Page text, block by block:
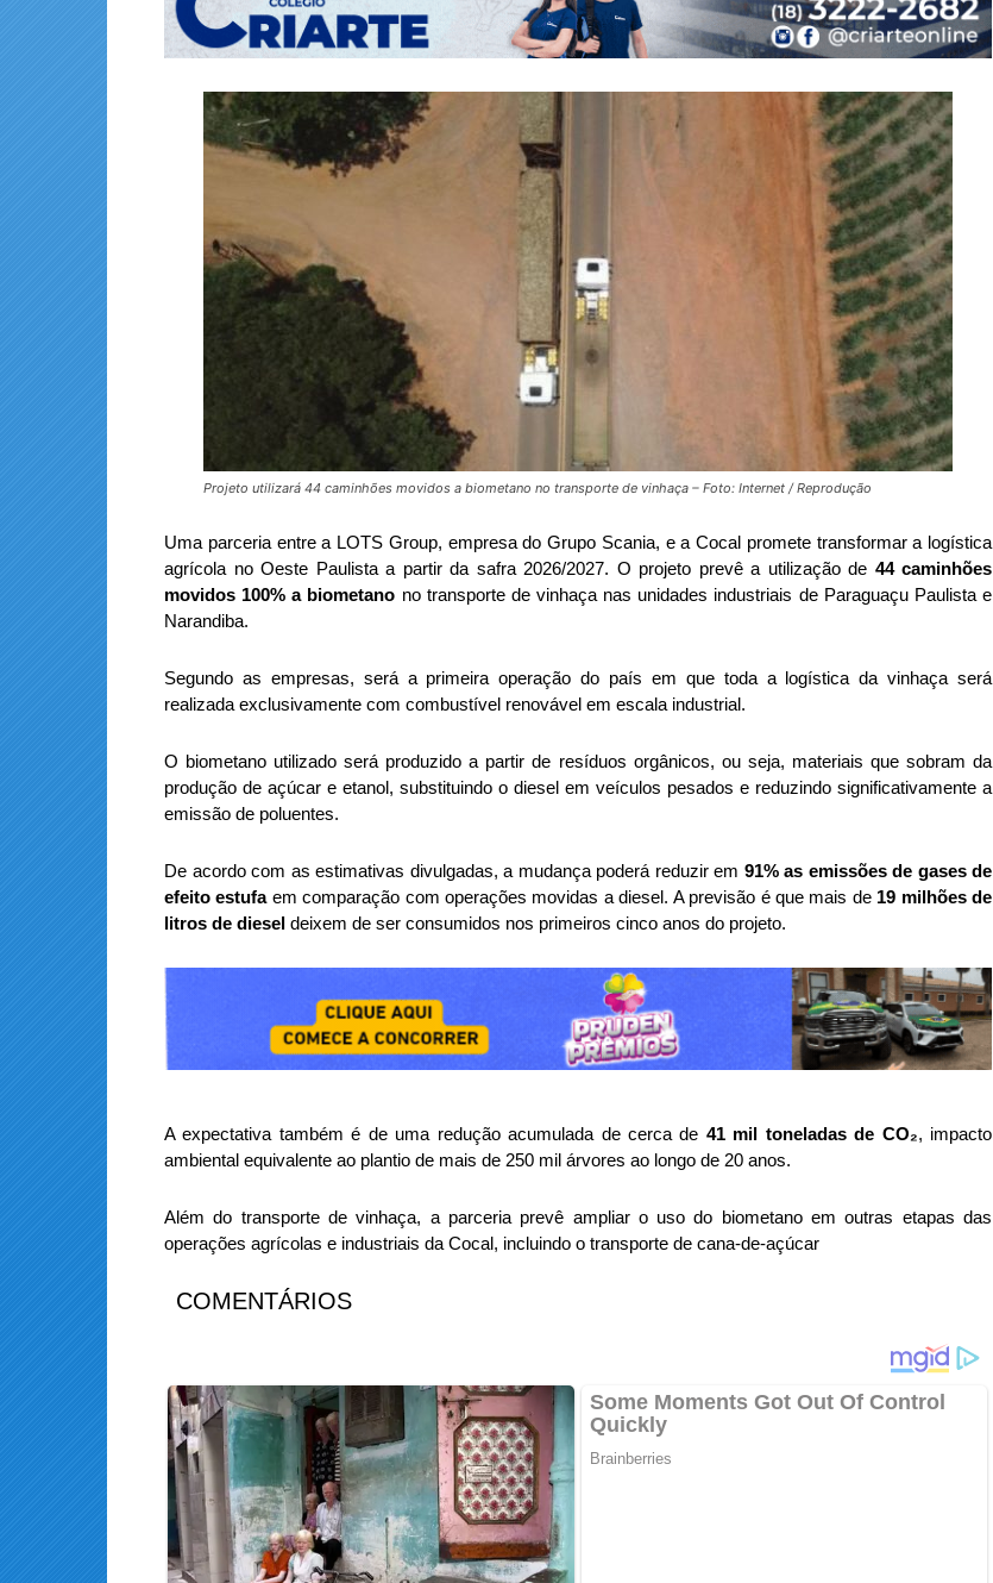
Projeto utilizará 44 caminhões movidos a biometano no transporte de vinhaça – Foto: Internet / Reprodução
Uma parceria entre a LOTS Group, empresa do Grupo Scania, e a Cocal promete transformar a logística
agrícola no Oeste Paulista a partir da safra 2026/2027. O projeto prevê a utilização de 44 caminhões
movidos 100% a biometano no transporte de vinhaça nas unidades industriais de Paraguaçu Paulista e
Narandiba.
Segundo as empresas, será a primeira operação do país em que toda a logística da vinhaça será
realizada exclusivamente com combustível renovável em escala industrial.
O biometano utilizado será produzido a partir de resíduos orgânicos, ou seja, materiais que sobram da
produção de açúcar e etanol, substituindo o diesel em veículos pesados e reduzindo significativamente a
emissão de poluentes.
De acordo com as estimativas divulgadas, a mudança poderá reduzir em 91% as emissões de gases de
efeito estufaem comparação com operações movidas a diesel. A previsão é que mais de 19 milhões de
litros de diesel deixem de ser consumidos nos primeiros cinco anos do projeto.
A expectativa também é de uma redução acumulada de cerca de 41 mil toneladas de CO₂, impacto
ambiental equivalente ao plantio de mais de 250 mil árvores ao longo de 20 anos.
Além do transporte de vinhaça, a parceria prevê ampliar o uso do biometano em outras etapas das
operações agrícolas e industriais da Cocal, incluindo o transporte de cana-de-açúcar
COMENTÁRIOS